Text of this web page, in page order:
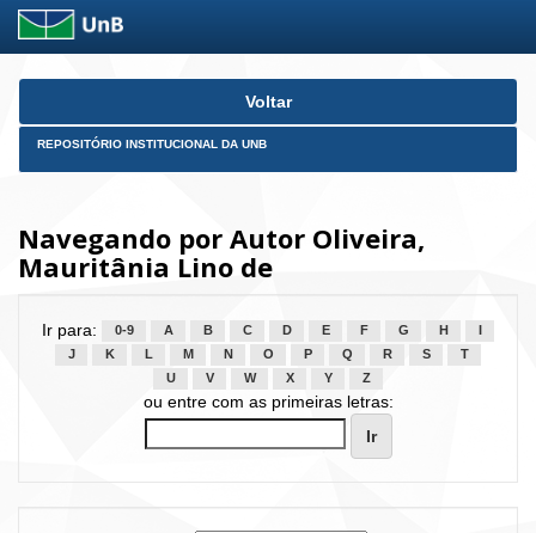
Skip
Voltar
REPOSITÓRIO INSTITUCIONAL DA UNB
Navegando por Autor Oliveira,
Mauritânia Lino de
Ir para: 0-9 A B C D E F G H
J
K L M N O P Q R S
T
U
V W X Y Z
ou entre com as primeiras letras: